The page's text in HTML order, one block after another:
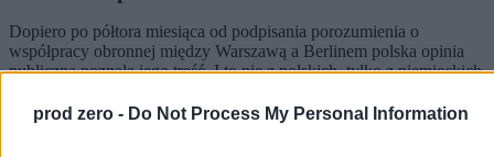
prod zero - Do Not Process My Personal Information
Dopiero po półtora miesiąca od podpisania porozumienia o
współpracy obronnej między Warszawą a Berlinem polska opinia
publiczna poznała jego treść. I to nie z polskich, tylko z niemieckich
swobodnie. Z kolei Berlin będzie mógł się uwiarygodnić względem